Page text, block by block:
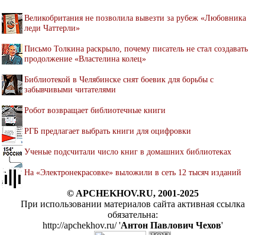
Великобритания не позволила вывезти за рубеж «Любовника
леди Чаттерли»
Письмо Толкина раскрыло, почему писатель не стал создавать
продолжение «Властелина колец»
Библиотекой в Челябинске снят боевик для борьбы с
забывчивыми читателями
Робот возвращает библиотечные книги
РГБ предлагает выбрать книги для оцифровки
Ученые подсчитали число книг в домашних библиотеках
На «Электронекрасовке» выложили в сеть 12 тысяч изданий
© APCHEKHOV.RU, 2001-2025
При использовании материалов сайта активная ссылка
обязательна:
http://apchekhov.ru/ 'Антон Павлович Чехов'